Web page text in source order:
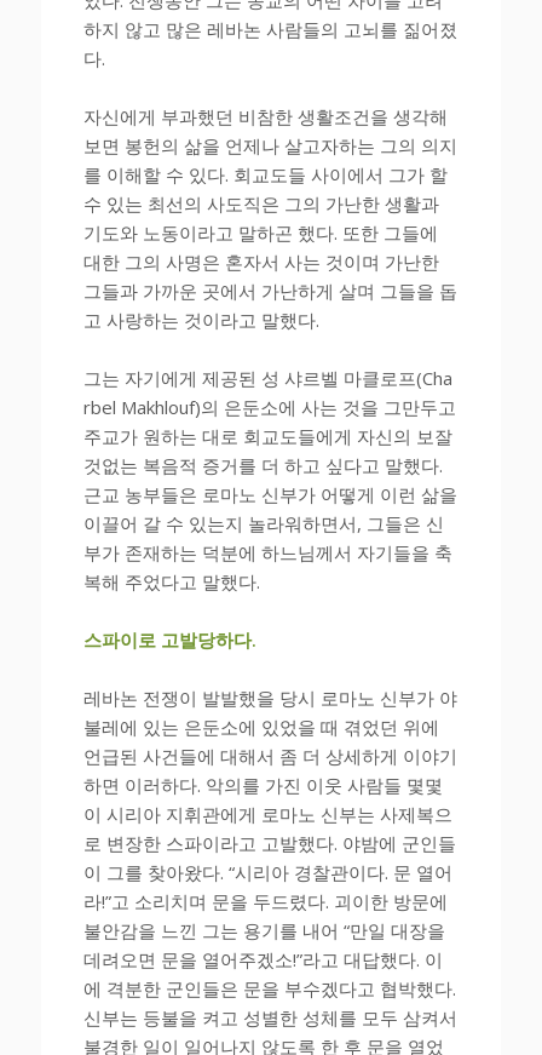
하지 않고 많은 레바논 사람들의 고뇌를 짊어졌
다.
자신에게 부과했던 비참한 생활조건을 생각해
보면 봉헌의 삶을 언제나 살고자하는 그의 의지
를 이해할 수 있다. 회교도들 사이에서 그가 할
수 있는 최선의 사도직은 그의 가난한 생활과
기도와 노동이라고 말하곤 했다. 또한 그들에
대한 그의 사명은 혼자서 사는 것이며 가난한
그들과 가까운 곳에서 가난하게 살며 그들을 돕
고 사랑하는 것이라고 말했다.
그는 자기에게 제공된 성 샤르벨 마클로프(Cha
rbel Makhlouf)의 은둔소에 사는 것을 그만두고
주교가 원하는 대로 회교도들에게 자신의 보잘
것없는 복음적 증거를 더 하고 싶다고 말했다.
근교 농부들은 로마노 신부가 어떻게 이런 삶을
이끌어 갈 수 있는지 놀라워하면서, 그들은 신
부가 존재하는 덕분에 하느님께서 자기들을 축
복해 주었다고 말했다.
스파이로 고발당하다.
레바논 전쟁이 발발했을 당시 로마노 신부가 야
불레에 있는 은둔소에 있었을 때 겪었던 위에
언급된 사건들에 대해서 좀 더 상세하게 이야기
하면 이러하다. 악의를 가진 이웃 사람들 몇몇
이 시리아 지휘관에게 로마노 신부는 사제복으
로 변장한 스파이라고 고발했다. 야밤에 군인들
이 그를 찾아왔다. “시리아 경찰관이다. 문 열어
라!”고 소리치며 문을 두드렸다. 괴이한 방문에
불안감을 느낀 그는 용기를 내어 “만일 대장을
데려오면 문을 열어주겠소!”라고 대답했다. 이
에 격분한 군인들은 문을 부수겠다고 협박했다.
신부는 등불을 켜고 성별한 성체를 모두 삼켜서
불경한 일이 일어나지 않도록 한 후 문을 열었